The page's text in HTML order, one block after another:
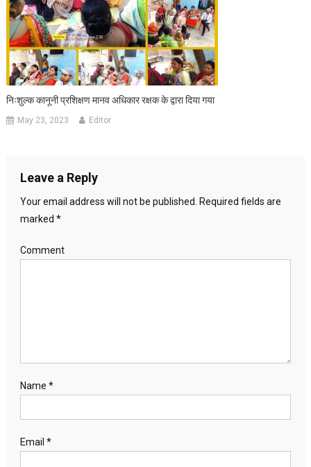
निःशुल्क कानूनी प्रशिक्षण मानव अधिकार रक्षक के द्वारा दिया गया
May 23, 2023 Editor
Leave a Reply
Your email address will not be published.
Required fields are
marked *
Comment
Name *
Email *